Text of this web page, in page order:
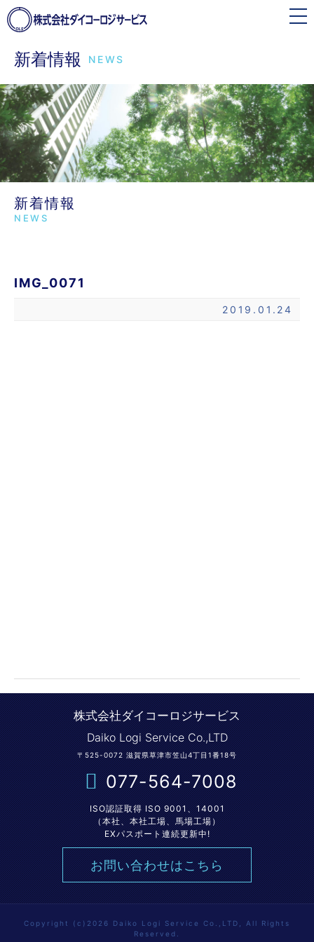
toggle
navigation
新着情報 NEWS
新着情報
NEWS
IMG_0071
2019.01.24
株式会社ダイコーロジサービス
Daiko Logi Service Co.,LTD
〒525-0072 滋賀県草津市笠山4丁目1番18号
077-564-7008
ISO認証取得 ISO 9001、14001
（本社、本社工場、馬場工場）
EXパスポート連続更新中!
お問い合わせはこちら
Copyright (c)2026 Daiko Logi Service Co.,LTD, All Rights
Reserved.